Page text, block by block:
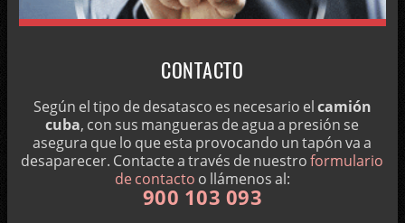
CONTACTO
Según el tipo de desatasco es necesario elcamión
cuba, con sus mangueras de agua a presión se
asegura que lo que esta provocando un tapón va a
desaparecer. Contacte a través de nuestroformulario
de contacto o llámenos al:
900 103 093